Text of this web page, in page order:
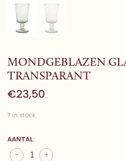
MONDGEBLAZEN
TRANSPARANT
€23,50
7 in stock
AANTAL:
+
-